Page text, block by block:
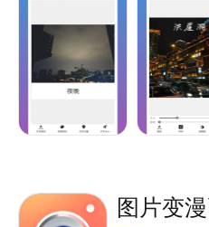
采用AI照片修复技术，支持
色、模糊照片增强、图片
让珍贵回忆更加清晰自然。
无论是PS修图、P图、图片
化、去水印、智能抠图、
取、视频抽帧、老照片修复
4.高级加文字，支持横向文
文字水印、箭头、贴图、涂
5.拼接长图，可制作长图；
6.裁剪翻转图片；
7.文字图片高级版，可对局
图片变